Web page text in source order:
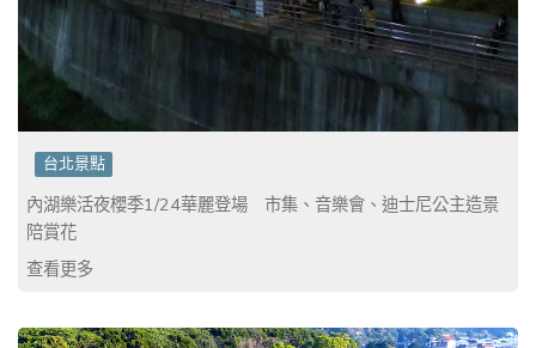
台北景點
內湖樂活夜櫻季1/24華麗登場 市集、音樂會、迪士尼公主造景
陪賞花
查看更多